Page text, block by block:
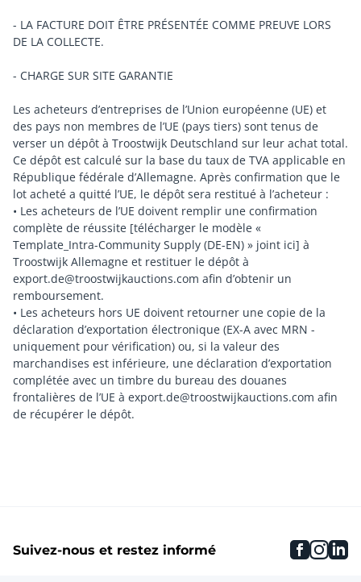
- LA FACTURE DOIT ÊTRE PRÉSENTÉE COMME PREUVE LORS
DE LA COLLECTE.
- CHARGE SUR SITE GARANTIE
Les acheteurs d’entreprises de l’Union européenne (UE) et
des pays non membres de l’UE (pays tiers) sont tenus de
verser un dépôt à Troostwijk Deutschland sur leur achat total.
Ce dépôt est calculé sur la base du taux de TVA applicable en
République fédérale d’Allemagne. Après confirmation que le
lot acheté a quitté l’UE, le dépôt sera restitué à l’acheteur :
• Les acheteurs de l’UE doivent remplir une confirmation
complète de réussite [télécharger le modèle «
Template_Intra-Community Supply (DE-EN) » joint ici] à
Troostwijk Allemagne et restituer le dépôt à
export.de@troostwijkauctions.com afin d’obtenir un
remboursement.
• Les acheteurs hors UE doivent retourner une copie de la
déclaration d’exportation électronique (EX-A avec MRN -
uniquement pour vérification) ou, si la valeur des
marchandises est inférieure, une déclaration d’exportation
complétée avec un timbre du bureau des douanes
frontalières de l’UE à export.de@troostwijkauctions.com afin
Suivez-nous et restez informé